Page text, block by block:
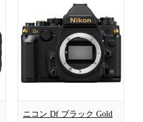
ニコン Df ブラック Gold